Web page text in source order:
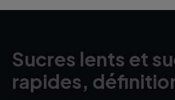
Sucres lents et
rapides,